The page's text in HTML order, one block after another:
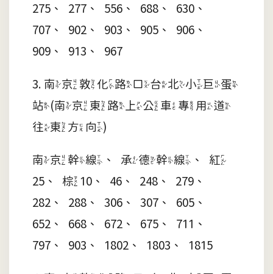
275、277、556、688、630、
707、902、903、905、906、
909、913、967
3. 南京敦化路口台北小巨蛋
站(南京東路上公車專用道
往東方向)
南京幹線、承德幹線、紅
25、棕10、46、248、279、
282、288、306、307、605、
652、668、672、675、711、
797、903、1802、1803、1815